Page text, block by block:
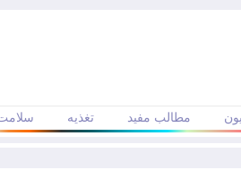
مطالب مفید تغذیه